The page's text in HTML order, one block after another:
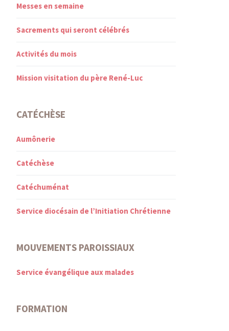
Messes en semaine
Sacrements qui seront célébrés
Activités du mois
Mission visitation du père René-Luc
CATÉCHÈSE
Aumônerie
Catéchèse
Catéchuménat
Service diocésain de l’Initiation Chrétienne
MOUVEMENTS PAROISSIAUX
Service évangélique aux malades
FORMATION